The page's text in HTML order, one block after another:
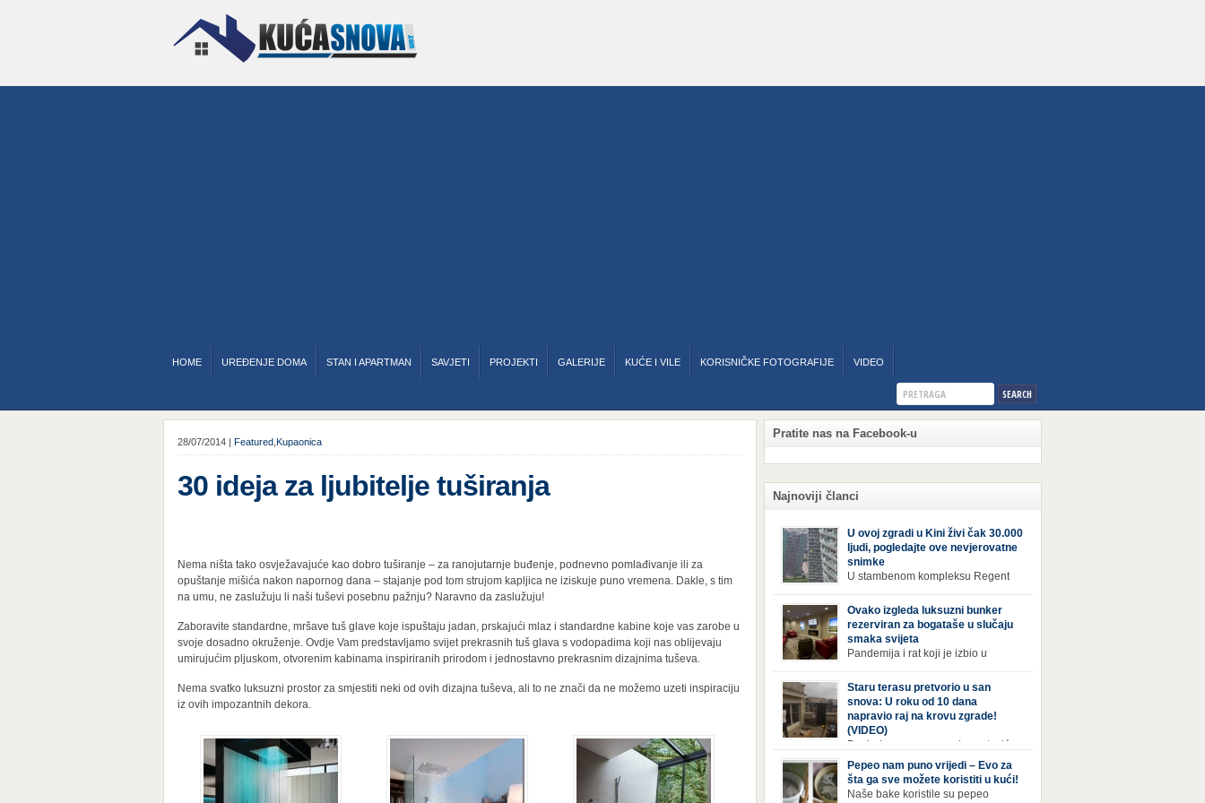
HOME UREĐENJE DOMA STAN I APARTMAN SAVJETI PROJEKTI GALERIJE KUĆE I VILE KORISNIČKE FOTOGRAFIJE VIDEO
28/07/2014 | Featured Kupaonica
30 ideja za ljubitelje tuširanja
Nema ništa tako osvježavajuće kao dobro tuširanje – za ranojutarnje buđenje, podnevno pomlađivanje ili za
opuštanje mišića nakon napornog dana – stajanje pod tom strujom kapljica ne iziskuje puno vremena. Dakle, s tim
na umu, ne zaslužuju li naši tuševi posebnu pažnju? Naravno da zaslužuju!
Zaboravite standardne, mršave tuš glave koje ispuštaju jadan, prskajući mlaz i standardne kabine koje vas zarobe u
svoje dosadno okruženje. Ovdje Vam predstavljamo svijet prekrasnih tuš glava s vodopadima koji nas oblijevaju
umirujućim pljuskom, otvorenim kabinama inspiriranih prirodom i jednostavno prekrasnim dizajnima tuševa.
Nema svatko luksuzni prostor za smjestiti neki od ovih dizajna tuševa, ali to ne znači da ne možemo uzeti inspiraciju
iz ovih impozantnih dekora.
Pratite nas na Facebook-u
Najnoviji članci
U ovoj zgradi u Kini živi čak 30.000
ljudi, pogledajte ove nevjerovatne
snimke
U stambenom kompleksu Regent
Qianjiang Century Cityju u poslovnoj četvrti
Hangzhoua u Kini, trenutno živi gotovo 30 hiljada
ljudi, koji nikad ne moraju izaći iz njega. Naime, s
obzirom na to da unutar zgrade mogu pronaći sve
potrepštine koje im zatrebaju, stanari ovog
njega ako […]
Ovako izgleda luksuzni bunker
rezerviran za bogataše u slučaju
smaka svijeta
Pandemija i rat koji je izbio u
siguran od katastrofa koje mogu zadesiti svijet
kakav poznajemo. I dok se većina ljudi nada da
situacija u svijetu neće postati još gora te da su
prijetnje nuklearnim oružjem isprazne, ima i onih
koji se spremaju za najgori scenariji. Naime,
Staru terasu pretvorio u san
snova: U roku od 10 dana
napravio raj na krovu zgrade!
(VIDEO)
Pogled na ovu prepravku, ostaviće
vas bez daha Život na zadnjem spratu zgrade ima
svojih prednosti, ali i mana. Izloženost kiši, suncu,
vetru i snijegu čini da se materijali brže troše, a
Pepeo nam puno vrijedi – Evo za
šta ga sve možete koristiti u kući!
Naše bake koristile su pepeo